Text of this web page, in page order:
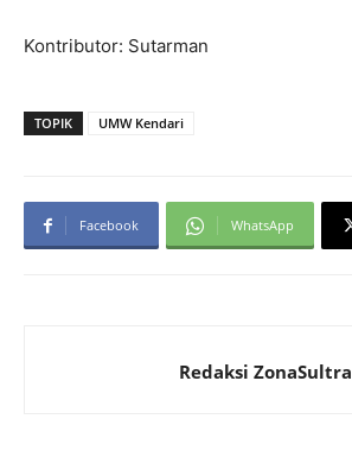
Kontributor: Sutarman
TOPIK UMW Kendari
Facebook WhatsApp
Redaksi ZonaSultra